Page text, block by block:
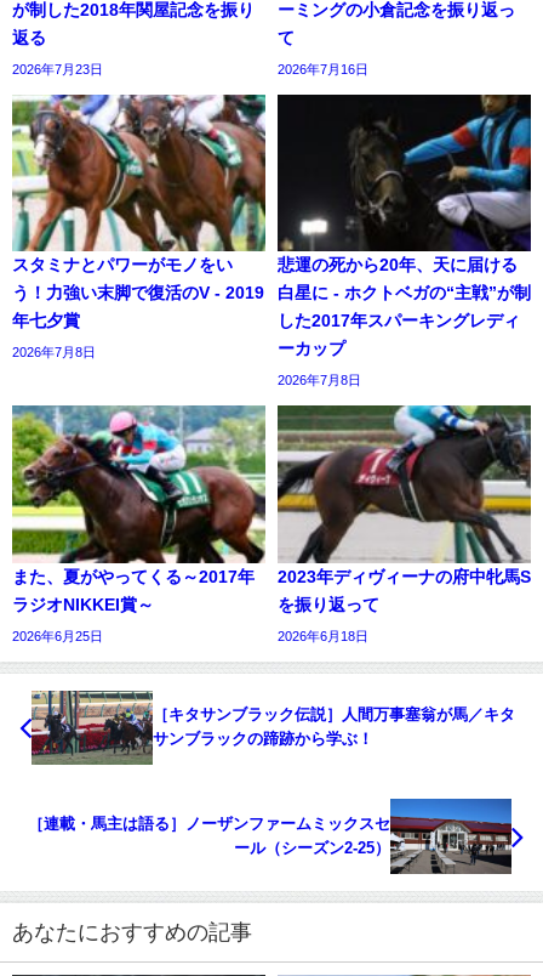
が制した2018年関屋記念を振り
返る
2026年7月23日
ーミングの小倉記念を振り返っ
て
2026年7月16日
スタミナとパワーがモノをい
う！力強い末脚で復活のV - 2019
年七夕賞
2026年7月8日
悲運の死から20年、天に届ける
白星に - ホクトベガの“主戦”が制
した2017年スパーキングレディ
ーカップ
2026年7月8日
また、夏がやってくる～2017年
ラジオNIKKEI賞～
2026年6月25日
2023年ディヴィーナの府中牝馬S
を振り返って
2026年6月18日
［キタサンブラック伝説］人間万事塞翁が馬／キタ
サンブラックの蹄跡から学ぶ！
［連載・馬主は語る］ノーザンファームミックスセ
ール（シーズン2-25）
あなたにおすすめの記事